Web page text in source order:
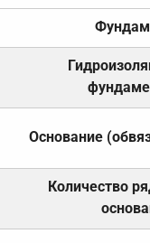
Основание
Количество